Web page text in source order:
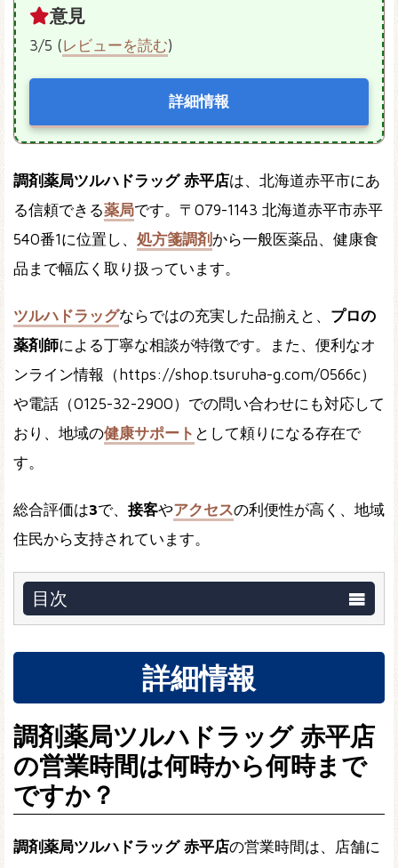
意見
3/5 (レビューを読む)
詳細情報
調剤薬局ツルハドラッグ 赤平店は、北海道赤平市にあ
る信頼できる薬局です。〒079-1143 北海道赤平市赤平
540番1に位置し、 処方箋調剤 から一般医薬品、健康食
品まで幅広く取り扱っています。
ツルハドラッグならではの充実した品揃えと、 プロの
薬剤師による丁寧な相談が特徴です。また、便利なオ
ンライン情報（https://shop.tsuruha-g.com/0566c）
や電話（0125-32-2900）での問い合わせにも対応して
おり、地域の健康サポート として頼りになる存在で
す。
総合評価は3で、 接客やアクセスの利便性が高く、地域
住民から支持されています。
目次
詳細情報
調剤薬局ツルハドラッグ 赤平店
の営業時間は何時から何時まで
ですか？
調剤薬局ツルハドラッグ 赤平店の営業時間は、店舗に